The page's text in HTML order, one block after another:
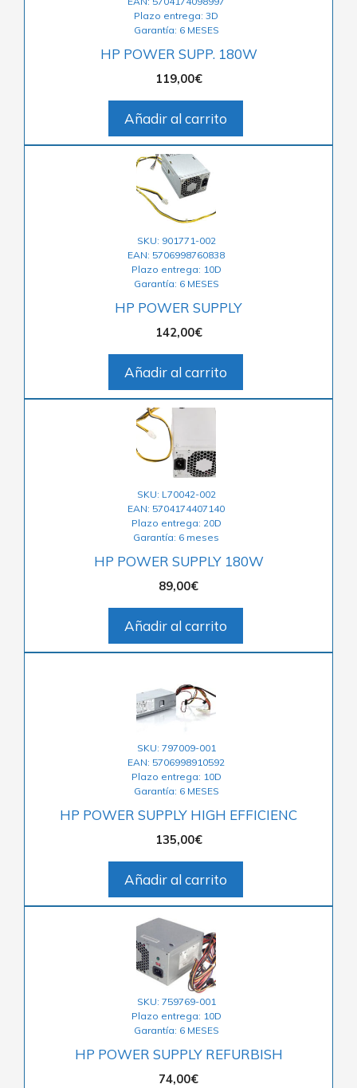
Plazo entrega: 3D
Garantía: 6 MESES
HP POWER SUPP. 180W
119,00€
Añadir al carrito
SKU: 901771-002
EAN: 5706998760838
Plazo entrega: 10D
Garantía: 6 MESES
HP POWER SUPPLY
142,00€
Añadir al carrito
SKU: L70042-002
EAN: 5704174407140
Plazo entrega: 20D
Garantía: 6 meses
HP POWER SUPPLY 180W
89,00€
Añadir al carrito
SKU: 797009-001
EAN: 5706998910592
Plazo entrega: 10D
Garantía: 6 MESES
HP POWER SUPPLY HIGH EFFICIENC
135,00€
Añadir al carrito
SKU: 759769-001
Plazo entrega: 10D
Garantía: 6 MESES
HP POWER SUPPLY REFURBISH
74,00€